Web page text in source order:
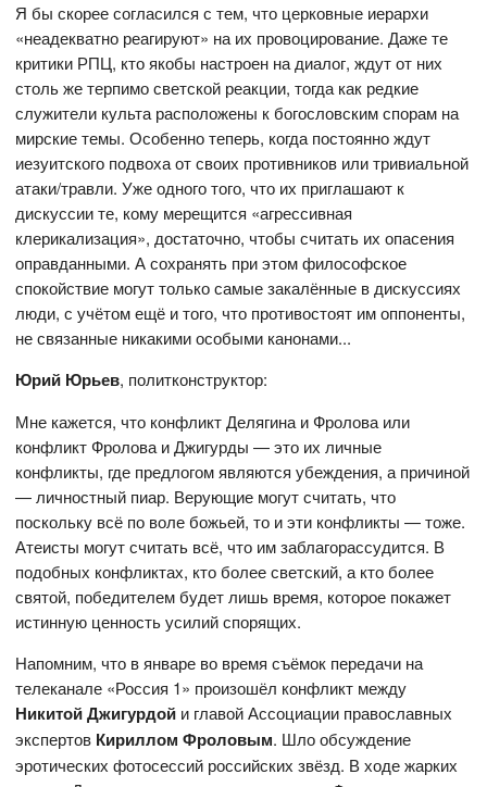
Я бы скорее согласился с тем, что церковные иерархи
«неадекватно реагируют» на их провоцирование. Даже те
критики РПЦ, кто якобы настроен на диалог, ждут от них
столь же терпимо светской реакции, тогда как редкие
служители культа расположены к богословским спорам на
мирские темы. Особенно теперь, когда постоянно ждут
иезуитского подвоха от своих противников или тривиальной
атаки/травли. Уже одного того, что их приглашают к
дискуссии те, кому мерещится «агрессивная
клерикализация», достаточно, чтобы считать их опасения
оправданными. А сохранять при этом философское
спокойствие могут только самые закалённые в дискуссиях
люди, с учётом ещё и того, что противостоят им оппоненты,
не связанные никакими особыми канонами...
Юрий Юрьев, политконструктор:
Мне кажется, что конфликт Делягина и Фролова или
конфликт Фролова и Джигурды — это их личные
конфликты, где предлогом являются убеждения, а причиной
— личностный пиар. Верующие могут считать, что
поскольку всё по воле божьей, то и эти конфликты — тоже.
Атеисты могут считать всё, что им заблагорассудится. В
подобных конфликтах, кто более светский, а кто более
святой, победителем будет лишь время, которое покажет
истинную ценность усилий спорящих.
Напомним, что в январе во время съёмок передачи на
телеканале «Россия 1» произошёл конфликт между
Никитой Джигурдой и главой Ассоциации православных
экспертов Кириллом Фроловым. Шло обсуждение
эротических фотосессий российских звёзд. В ходе жарких